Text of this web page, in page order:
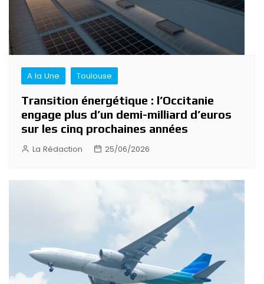
A la Une Toulouse
Transition énergétique : l’Occitanie
engage plus d’un demi-milliard d’euros
sur les cinq prochaines années
La Rédaction 25/06/2026